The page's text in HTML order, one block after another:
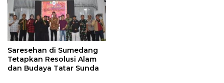
Saresehan di Sumedang
Tetapkan Resolusi Alam
dan Budaya Tatar Sunda